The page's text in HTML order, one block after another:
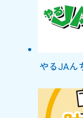
やるJAん